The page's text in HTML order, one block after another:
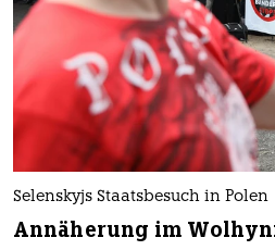
Selenskyjs Staatsbesuch in Polen
Annäherung im